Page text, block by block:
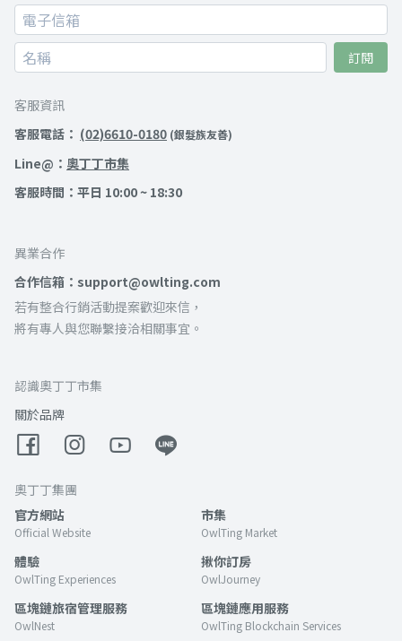
訂閱
客服資訊
客服電話： (02)6610-0180 (銀髮族友善)
Line@： 奧丁丁市集
客服時間：平日 10:00 ~ 18:30
異業合作
合作信箱：support@owlting.com
若有整合行銷活動提案歡迎來信，
將有專人與您聯繫接洽相關事宜。
認識奧丁丁市集
關於品牌
奧丁丁集團
官方網站
Official Website
市集
OwlTing Market
體驗
OwlTing Experiences
揪你訂房
OwlJourney
區塊鏈旅宿管理服務
OwlNest
區塊鏈應用服務
OwlTing Blockchain Services